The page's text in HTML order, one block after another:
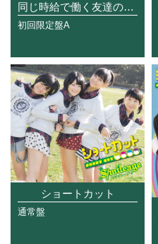
同じ時給で働く友達の美人ママ
初回限定盤A
ショートカット
通常盤